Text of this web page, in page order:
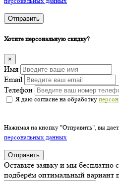
Отправить
Хотите персональную скидку?
×
Имя
Email
Телефон
Я даю согласие на обработку
Нажимая на кнопку "Отправить", вы
персональных данных
Отправить
Оставьте заявку и мы бесплатно
подберём оптимальный вариант